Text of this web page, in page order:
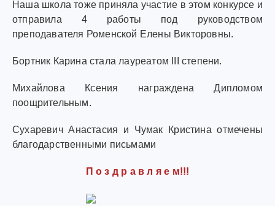
Наша школа тоже приняла участие в этом конкурсе и
отправила 4 работы под руководством
преподавателя Роменской Елены Викторовны.
Бортник Карина стала лауреатом III степени.
Михайлова Ксения награждена Дипломом
поощрительным.
Сухаревич Анастасия и Чумак Кристина отмечены
благодарственными письмами
П о з д р а в л я е м!!!